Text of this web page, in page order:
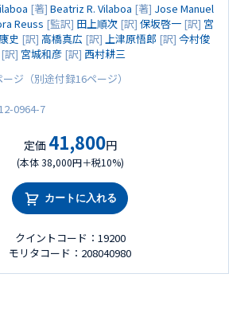
[著] Beatriz R. Vilaboa [著] Jose Manuel
Reuss [監訳] 田上順次 [訳] 保坂啓一 [訳] 宮
史 [訳] 高橋真広 [訳] 上津原悟郎 [訳] 今村俊
[訳] 宮城和彦 [訳] 西村耕三
ジ（別途付録16ページ）
0964-7
定価 41,800円
(本体 38,000円＋税10%)
カートに入れる
クイントコード：19200
モリタコード：208040980